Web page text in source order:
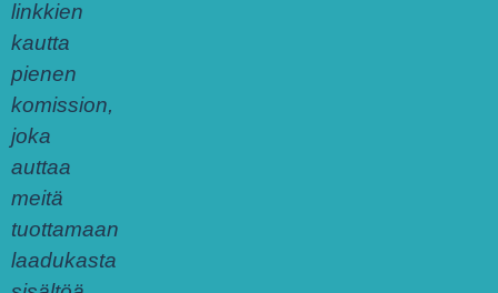
linkkien
kautta
pienen
komission,
joka
auttaa
meitä
tuottamaan
laadukasta